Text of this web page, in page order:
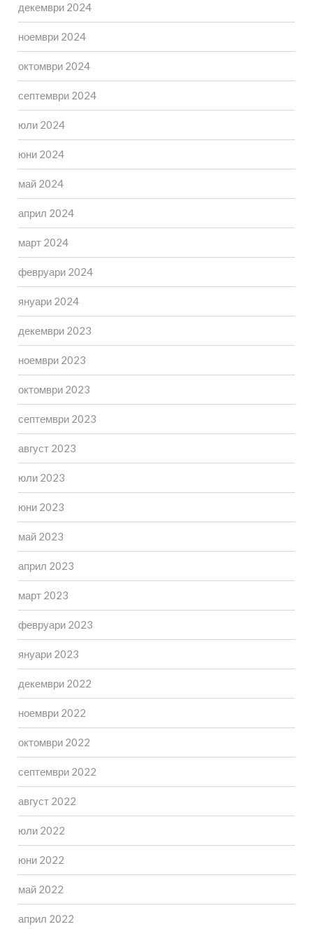
декември 2024
ноември 2024
октомври 2024
септември 2024
юли 2024
юни 2024
май 2024
април 2024
март 2024
февруари 2024
януари 2024
декември 2023
ноември 2023
октомври 2023
септември 2023
август 2023
юли 2023
юни 2023
май 2023
април 2023
март 2023
февруари 2023
януари 2023
декември 2022
ноември 2022
октомври 2022
септември 2022
август 2022
юли 2022
юни 2022
май 2022
април 2022